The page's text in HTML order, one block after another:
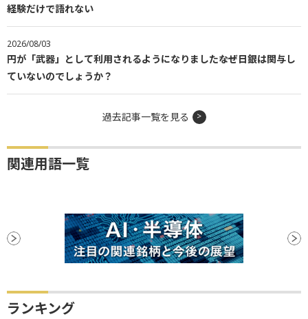
経験だけで語れない
2026/08/03
円が「武器」として利用されるようになりました――なぜ日銀は関与し
ていないのでしょうか？
過去記事一覧を見る
関連用語一覧
ランキング